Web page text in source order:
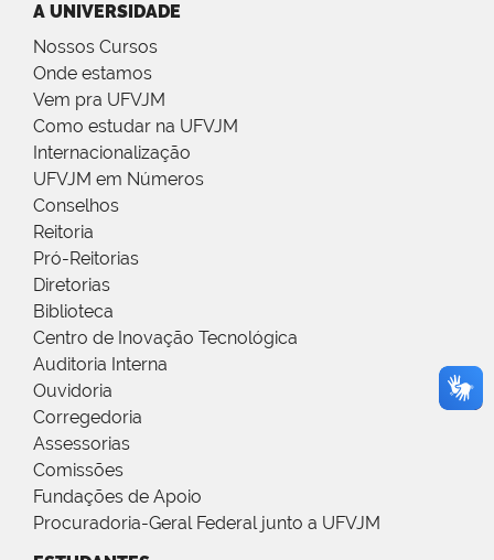
A UNIVERSIDADE
Nossos Cursos
Onde estamos
Vem pra UFVJM
Como estudar na UFVJM
Internacionalização
UFVJM em Números
Conselhos
Reitoria
Pró-Reitorias
Diretorias
Biblioteca
Centro de Inovação Tecnológica
Auditoria Interna
Ouvidoria
Corregedoria
Assessorias
Comissões
Fundações de Apoio
Procuradoria-Geral Federal junto a UFVJM